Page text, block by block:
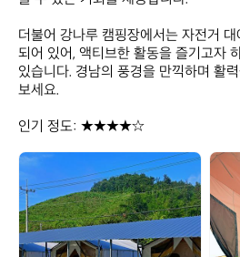
더불어 강나루 캠핑장에서는 자전거
되어 있어, 액티브한 활동을 즐기고자
있습니다. 경남의 풍경을 만끽하며 활
보세요.
인기 정도: ★★★★☆
강
나
루
캠
핑
장
강
나
루
캠
핑
장